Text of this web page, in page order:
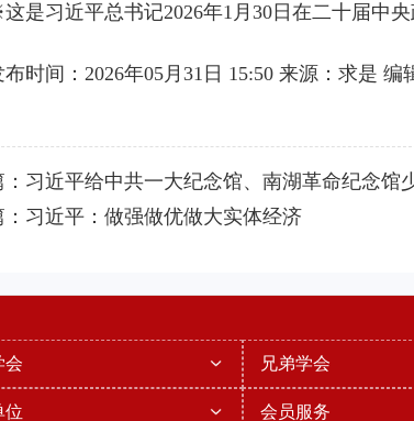
是习近平总书记2026年1月30日在二十届中
布时间：2026年05月31日 15:50 来源：求是 编
：习近平给中共一大纪念馆、南湖革命纪念馆
：习近平：做强做优做大实体经济
会 兄弟学会
位 会员服务